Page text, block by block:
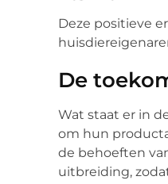
Deze positieve
De
Wat staat er in
om hun
de behoeften
uitbreiding,